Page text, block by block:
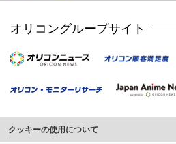
オリコングループサイト
クッキーの使用について